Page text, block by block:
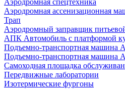
Аэродромная спецтехника
Аэродромная ассенизационная
Трап
Аэродромный заправщик
АПК Автомобиль с платформой
Подъемно-транспортная машина
Подъемно-транспортная машина
Самоходная площадка
Передвижные лаборатории
Изотермические фургоны